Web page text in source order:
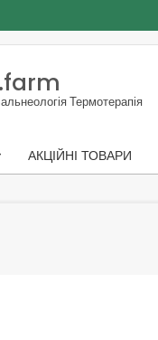
Термотерапія
АКЦІЙНІ ТОВАРИ